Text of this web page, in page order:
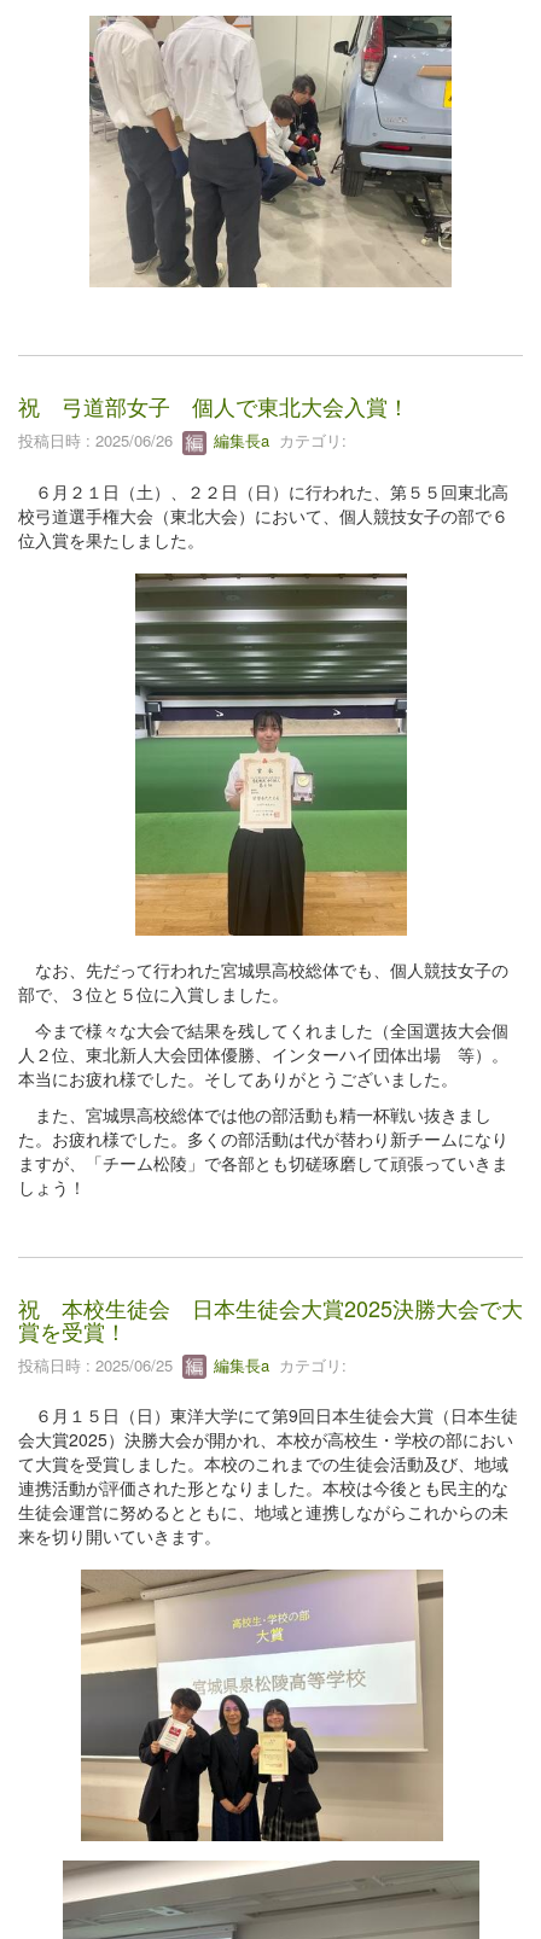
祝 弓道部女子 個人で東北大会入賞！
投稿日時 : 2025/06/26 編集長a カテゴリ:
６月２１日（土）、２２日（日）に行われた、第５５回東北高
校弓道選手権大会（東北大会）において、個人競技女子の部で６
位入賞を果たしました。
なお、先だって行われた宮城県高校総体でも、個人競技女子の
部で、３位と５位に入賞しました。
今まで様々な大会で結果を残してくれました（全国選抜大会個
人２位、東北新人大会団体優勝、インターハイ団体出場 等）。
本当にお疲れ様でした。そしてありがとうございました。
また、宮城県高校総体では他の部活動も精一杯戦い抜きまし
た。お疲れ様でした。多くの部活動は代が替わり新チームになり
ますが、「チーム松陵」で各部とも切磋琢磨して頑張っていきま
しょう！
祝 本校生徒会 日本生徒会大賞2025決勝大会で大
賞を受賞！
投稿日時 : 2025/06/25 編集長a カテゴリ:
６月１５日（日）東洋大学にて第9回日本生徒会大賞（日本生徒
会大賞2025）決勝大会が開かれ、本校が高校生・学校の部におい
て大賞を受賞しました。本校のこれまでの生徒会活動及び、地域
連携活動が評価された形となりました。本校は今後とも民主的な
生徒会運営に努めるとともに、地域と連携しながらこれからの未
来を切り開いていきます。